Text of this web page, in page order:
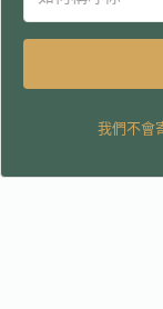
我們不會